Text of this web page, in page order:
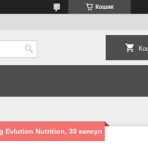
Кошик
Evlution Nutrition, 30 капсул